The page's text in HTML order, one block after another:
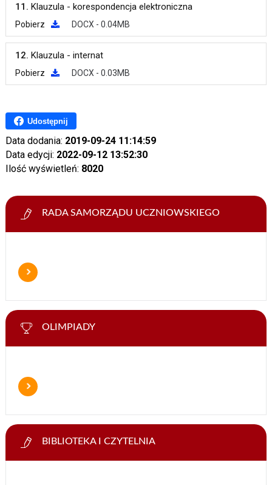
11. Klauzula - korespondencja elektroniczna
Pobierz DOCX - 0.04MB
12. Klauzula - internat
Pobierz DOCX - 0.03MB
Udostępnij
Data dodania: 2019-09-24 11:14:59
Data edycji: 2022-09-12 13:52:30
Ilość wyświetleń: 8020
RADA SAMORZĄDU UCZNIOWSKIEGO
OLIMPIADY
BIBLIOTEKA I CZYTELNIA